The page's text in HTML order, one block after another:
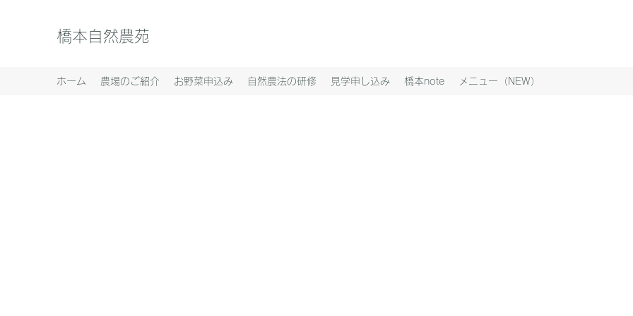
橋本自然農苑
ホーム 農場のご紹介 お野菜申込み 自然農法の研修 見学申し込み 橋本note メニュー（NEW）